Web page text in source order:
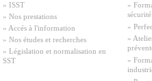
» ISST
» Nos prestations
» Accés à l'information
» Nos études et recherches
» Législation et normalisation en
SST
»
sécurité
»
»
»